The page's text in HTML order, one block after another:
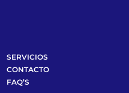
SERVICIOS
CONTACTO
FAQ’S